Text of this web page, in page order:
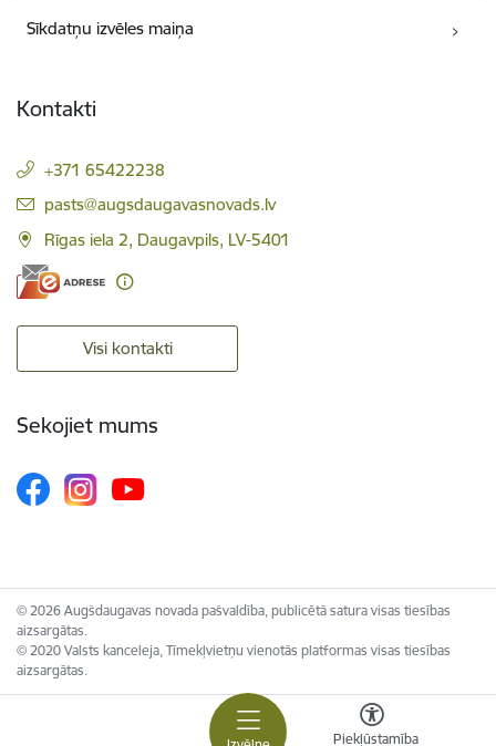
Piekļūstamība
Sīkdatņu izvēles maiņa
Kontakti
+371 65422238
E-pasts:
pasts@augsdaugavasnovads.lv
Rīgas iela 2, Daugavpils, LV-5401
Visi kontakti
Sekojiet mums
© 2026 Augšdaugavas novada pašvaldība, publicētā satura visas tiesības
aizsargātas.
© 2020 Valsts kanceleja, Tīmekļvietņu vienotās platformas visas tiesības
aizsargātas.